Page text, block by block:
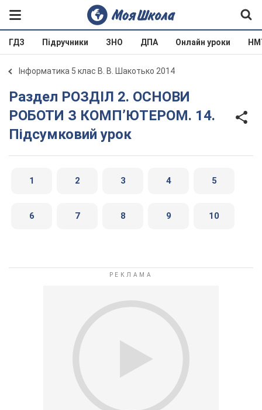
ГДЗ Підручники ЗНО ДПА Онлайн уроки
Інформатика 5 клас В. В. Шакотько 2014
Раздел РОЗДІЛ 2. ОСНОВИ
РОБОТИ З КОМП’ЮТЕРОМ. 14.
Підсумковий урок
1 2 3 4 5
6 7 8 9 10